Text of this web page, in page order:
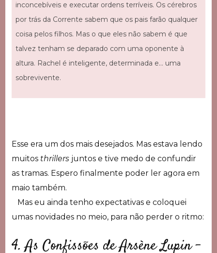
inconcebíveis e executar ordens terríveis. Os cérebros
por trás da Corrente sabem que os pais farão qualquer
coisa pelos filhos. Mas o que eles não sabem é que
talvez tenham se deparado com uma oponente à
altura. Rachel é inteligente, determinada e… uma
sobrevivente.
Esse era um dos mais desejados. Mas estava lendo
muitos thrillers juntos e tive medo de confundir
as tramas. Espero finalmente poder ler agora em
maio também.
Mas eu ainda tenho expectativas e coloquei
umas novidades no meio, para não perder o ritmo:
4. As Confissões de Arsène Lupin –